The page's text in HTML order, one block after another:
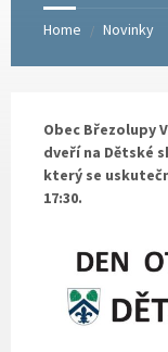
Home / Novinky
Obec Březolupy
dveří na Dětské
který se
17:30.